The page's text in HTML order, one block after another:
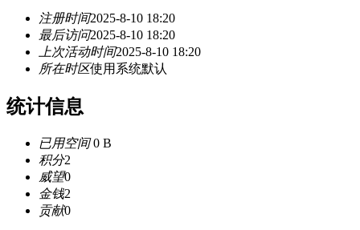
注册时间2025-8-10 18:20
最后访问2025-8-10 18:20
上次活动时间2025-8-10 18:20
所在时区使用系统默认
统计信息
已用空间0 B
积分2
威望0
金钱2
贡献0